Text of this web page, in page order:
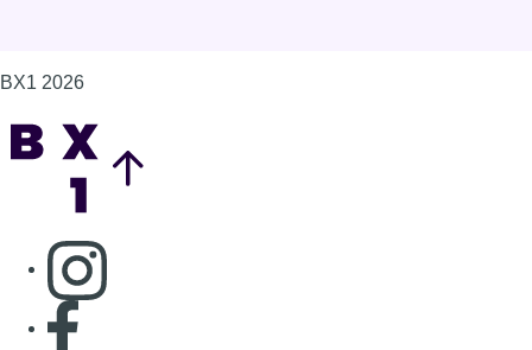
BX1 2026
Consulter page Instagram
Consulter page Facebook